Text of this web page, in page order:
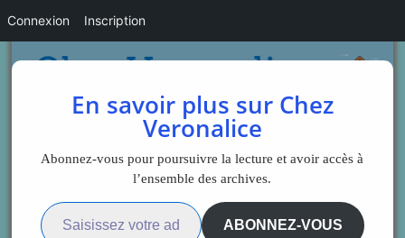
En savoir plus sur Chez
Veronalice
Abonnez-vous pour poursuivre la lecture et avoir accès à
l’ensemble des archives.
Saisissez votre adresse e-mail…
ABONNEZ-VOUS
Connexion Inscription